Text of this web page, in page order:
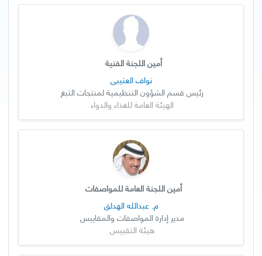
أمين اللجنة الفنية
نواف العتيبي
رئيس قسم الشؤون التنظيمية لمنتجات التبغ
الهيئة العامة للغذاء والدواء
أمين اللجنة العامة للمواصفات
م. عبدالله الهدلق
مدير إدارة المواصفات والمقاييس
هيئة التقييس